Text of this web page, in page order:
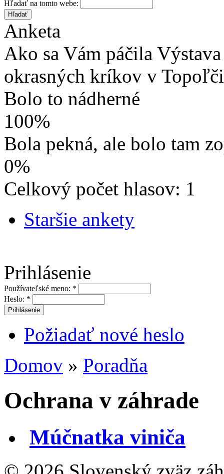
Hľadať na tomto webe:
Anketa
Ako sa Vám páčila
okrasných kríkov v
Bolo to nádherné
100%
Bola pekná, ale bolo tam
0%
Celkový počet hlasov: 1
Staršie ankety
Prihlásenie
Používateľské meno: *
Heslo: *
Požiadať nové heslo
Domov » Poradňa
Ochrana v záhrade
Múčnatka viniča